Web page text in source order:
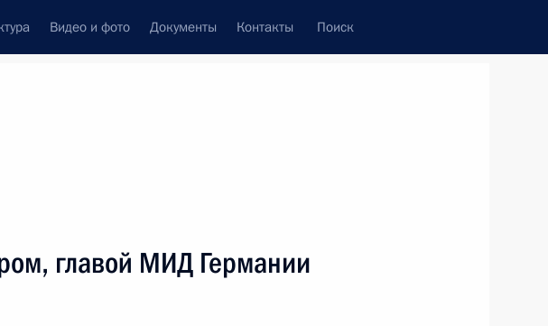
Видео и фото Документы Контакты Поиск
следующие материалы
главой МИД Германии